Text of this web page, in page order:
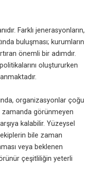
Farklı jenerasyonların,
buluşması; kurumların
önemli bir adımdır.
oluştururken
organizasyonlar çoğu
zamanda görünmeyen
kalabilir. Yüzeysel
bile zaman
veya beklenen
çeşitliliğin yeterli